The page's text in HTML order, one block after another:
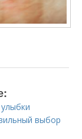
выбор